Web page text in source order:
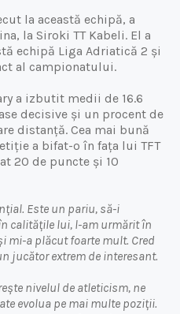
la această echipă, a
la Siroki TT Kabeli. El a
echipă Liga Adriatică 2 și
al campionatului.
a izbutit medii de 16.6
decisive și un procent de
distanță. Cea mai bună
a bifat-o în fața lui TFT
20 de puncte și 10
Este un pariu, să-i
calitățile lui, l-am urmărit în
mi-a plăcut foarte mult. Cred
jucător extrem de interesant.
nivelul de atleticism, ne
evolua pe mai multe poziții.